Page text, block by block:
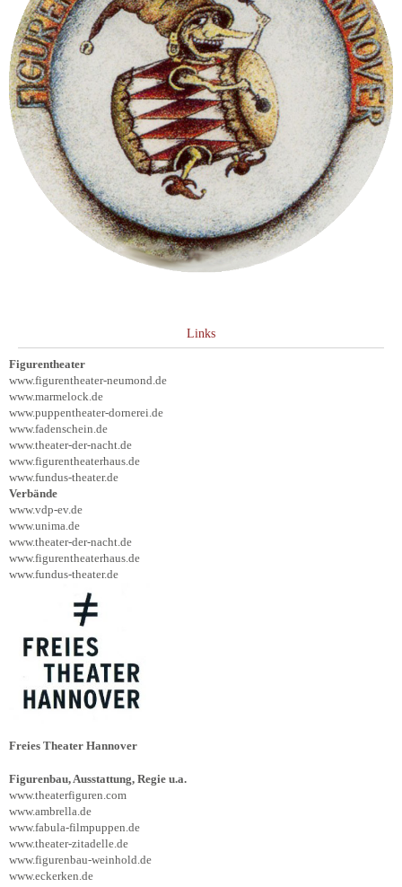
Links
Figurentheater
www.figurentheater-neumond.de
www.marmelock.de
www.puppentheater-dornerei.de
www.fadenschein.de
www.theater-der-nacht.de
www.figurentheaterhaus.de
www.fundus-theater.de
Verbände
www.vdp-ev.de
www.unima.de
www.theater-der-nacht.de
www.figurentheaterhaus.de
www.fundus-theater.de
Freies Theater Hannover
Figurenbau, Ausstattung, Regie u.a.
www.theaterfiguren.com
www.ambrella.de
www.fabula-filmpuppen.de
www.theater-zitadelle.de
www.figurenbau-weinhold.de
www.eckerken.de